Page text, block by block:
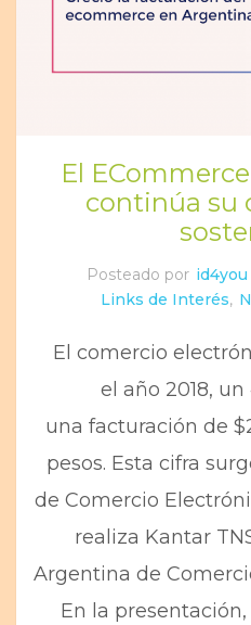
El
continúa su
Posteado por id4you
Links de Interés,
El comercio
el año 2018,
una facturación de
pesos. Esta cifra
de Comercio
realiza Kantar
Argentina de
En la